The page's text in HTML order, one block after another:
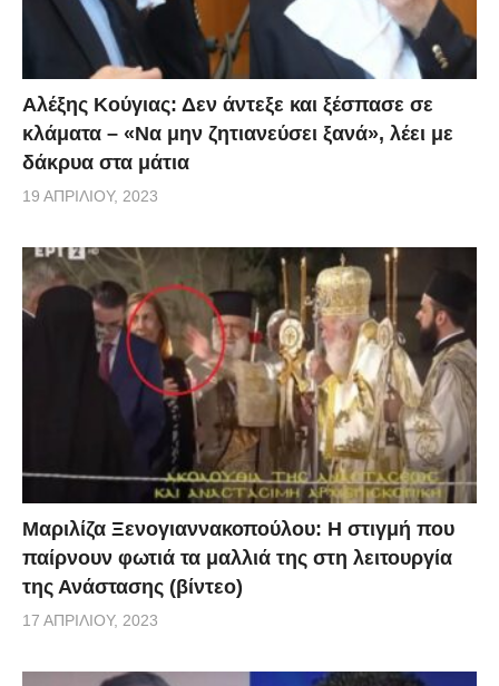
ανακοίνωση.
Αλέξης Κούγιας: Δεν άντεξε και ξέσπασε σε
κλάματα – «Να μην ζητιανεύσει ξανά», λέει με
δάκρυα στα μάτια
19 ΑΠΡΙΛΊΟΥ, 2023
Μαριλίζα Ξενογιαννακοπούλου: Η στιγμή που
παίρνουν φωτιά τα μαλλιά της στη λειτουργία
της Ανάστασης (βίντεο)
17 ΑΠΡΙΛΊΟΥ, 2023